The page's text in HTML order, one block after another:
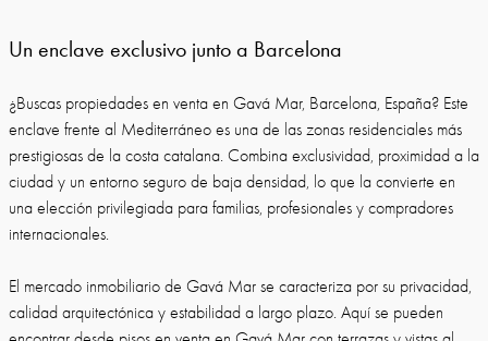
Un enclave exclusivo junto a Barcelona
¿Buscas propiedades en venta en Gavá Mar, Barcelona, España? Este
enclave frente al Mediterráneo es una de las zonas residenciales más
prestigiosas de la costa catalana. Combina exclusividad, proximidad a la
ciudad y un entorno seguro de baja densidad, lo que la convierte en
una elección privilegiada para familias, profesionales y compradores
internacionales.
El mercado inmobiliario de Gavá Mar se caracteriza por su privacidad,
calidad arquitectónica y estabilidad a largo plazo. Aquí se pueden